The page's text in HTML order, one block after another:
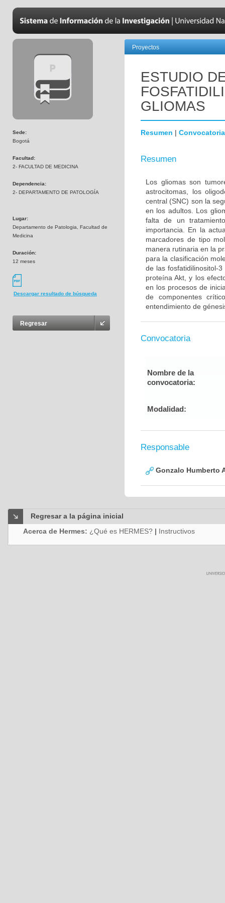
Sede:
Bogotá
Facultad:
2- FACULTAD DE MEDICINA
Dependencia:
2- DEPARTAMENTO DE PATOLOGÍA
Lugar:
Departamento de Patologia, Facultad de
Medicina
Duración:
12 meses
Descargar resultado de búsqueda
Regresar
Proyectos
ESTUDIO
GLIOMAS
Resumen | Convocatoria
Resumen
Los gliomas son
astrocitomas, los
central (SNC) son la
en los adultos. Los
falta de un
importancia. En la
marcadores de tipo
manera rutinaria en la
para la clasificación
de las fosfatidilinositol-
proteína Akt, y los
en los procesos de
de componentes
entendimiento de
Convocatoria
Nombre de la
convocatoria:
Modalidad:
Responsable
Gonzalo Humberto
Regresar a la página inicial
Acerca de Hermes: ¿Qué es HERMES? | Instructivos